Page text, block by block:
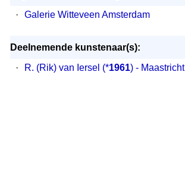
·
Galerie Witteveen Amsterdam
Deelnemende kunstenaar(s):
·
R. (Rik) van Iersel (*1961) - Maastricht